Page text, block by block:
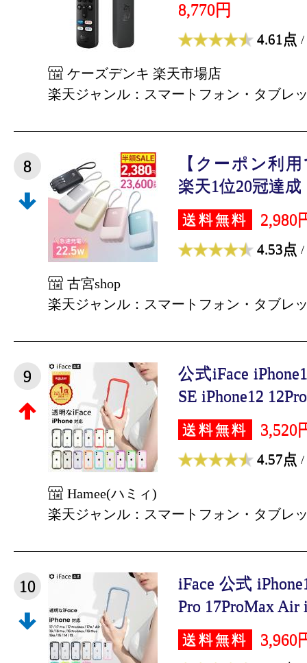
8,770円
4.61点 /
ケーズデンキ 楽天市場店
楽天ジャンル：スマートフォン・タブレ
8
【クーポン利
楽天1位20冠達
送料無料 2,980
4.53点 /
古宮shop
楽天ジャンル：スマートフォン・タブレ
9
公式iFace
SE iPhone12
送料無料 3,520
4.57点 /
Hamee(ハミィ)
楽天ジャンル：スマートフォン・タブレ
10
iFace 公式
Pro 17ProMax Air
送料無料 3,960